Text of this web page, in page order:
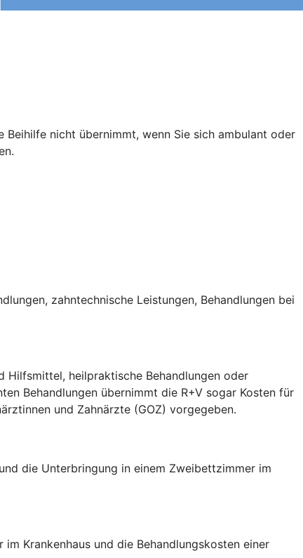
nicht übernimmt, wenn Sie sich ambulant oder
zahntechnische Leistungen, Behandlungen bei
Hilfsmittel, heilpraktische Behandlungen oder
Behandlungen übernimmt die R+V sogar Kosten für
und Zahnärzte (GOZ) vorgegeben.
die Unterbringung in einem Zweibettzimmer im
Krankenhaus und die Behandlungskosten einer